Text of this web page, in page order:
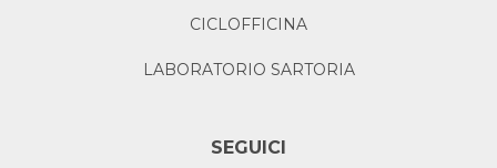
CICLOFFICINA
LABORATORIO SARTORIA
SEGUICI